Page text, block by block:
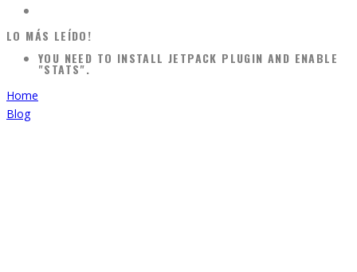
LO MÁS LEÍDO!
YOU NEED TO INSTALL JETPACK PLUGIN AND ENABLE
"STATS".
Home
Blog